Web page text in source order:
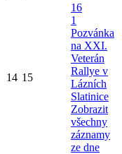
14 15
16
1
Pozvánka
na XXI.
Veterán
Rallye v
Lázních
Slatinice
Zobrazit
všechny
záznamy
ze dne